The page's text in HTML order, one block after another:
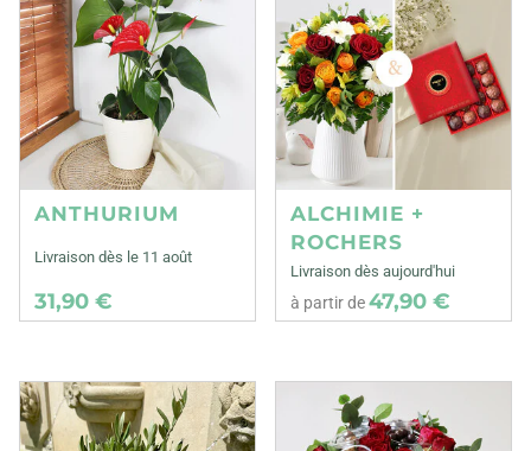
ANTHURIUM
Livraison dès le 11 août
31,90 €
ALCHIMIE +
ROCHERS
Livraison dès aujourd'hui
à partir de47,90 €